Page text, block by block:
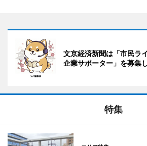
文京経済新聞は「市民ラ
企業サポーター」を募集
特集